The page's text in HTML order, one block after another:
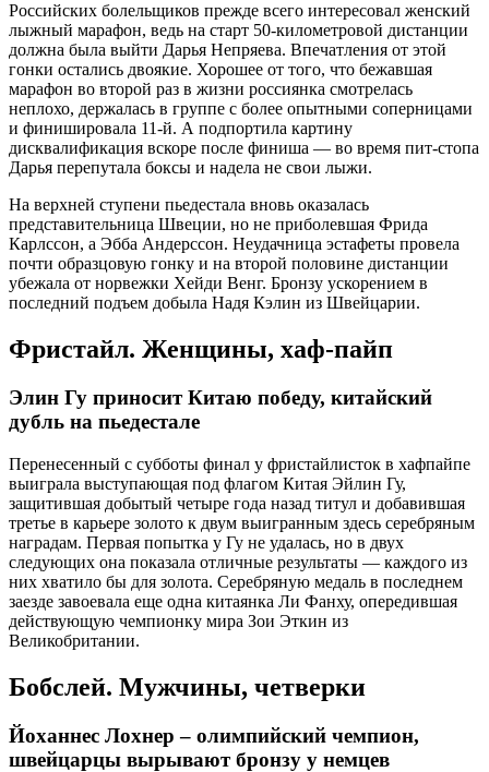
Российских болельщиков прежде всего интересовал женский
лыжный марафон, ведь на старт 50-километровой дистанции
должна была выйти Дарья Непряева. Впечатления от этой
гонки остались двоякие. Хорошее от того, что бежавшая
марафон во второй раз в жизни россиянка смотрелась
неплохо, держалась в группе с более опытными соперницами
и финишировала 11-й. А подпортила картину
дисквалификация вскоре после финиша — во время пит-стопа
Дарья перепутала боксы и надела не свои лыжи.
На верхней ступени пьедестала вновь оказалась
представительница Швеции, но не приболевшая Фрида
Карлссон, а Эбба Андерссон. Неудачница эстафеты провела
почти образцовую гонку и на второй половине дистанции
убежала от норвежки Хейди Венг. Бронзу ускорением в
последний подъем добыла Надя Кэлин из Швейцарии.
Фристайл. Женщины, хаф-пайп
Элин Гу приносит Китаю победу, китайский
дубль на пьедестале
Перенесенный с субботы финал у фристайлисток в хафпайпе
выиграла выступающая под флагом Китая Эйлин Гу,
защитившая добытый четыре года назад титул и добавившая
третье в карьере золото к двум выигранным здесь серебряным
наградам. Первая попытка у Гу не удалась, но в двух
следующих она показала отличные результаты — каждого из
них хватило бы для золота. Серебряную медаль в последнем
заезде завоевала еще одна китаянка Ли Фанху, опередившая
действующую чемпионку мира Зои Эткин из
Великобритании.
Бобслей. Мужчины, четверки
Йоханнес Лохнер – олимпийский чемпион,
швейцарцы вырывают бронзу у немцев